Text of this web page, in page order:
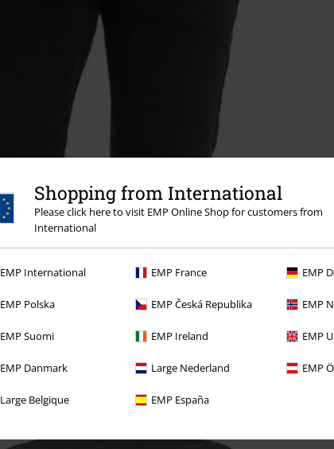
Shopping from International
Please click here to visit EMP Online Shop for customers from
International
EMP International EMP France EMP
EMP Polska EMP Česká Republika EMP
EMP Suomi EMP Ireland EMP
EMP Danmark Large Nederland EMP
Large Belgique EMP España